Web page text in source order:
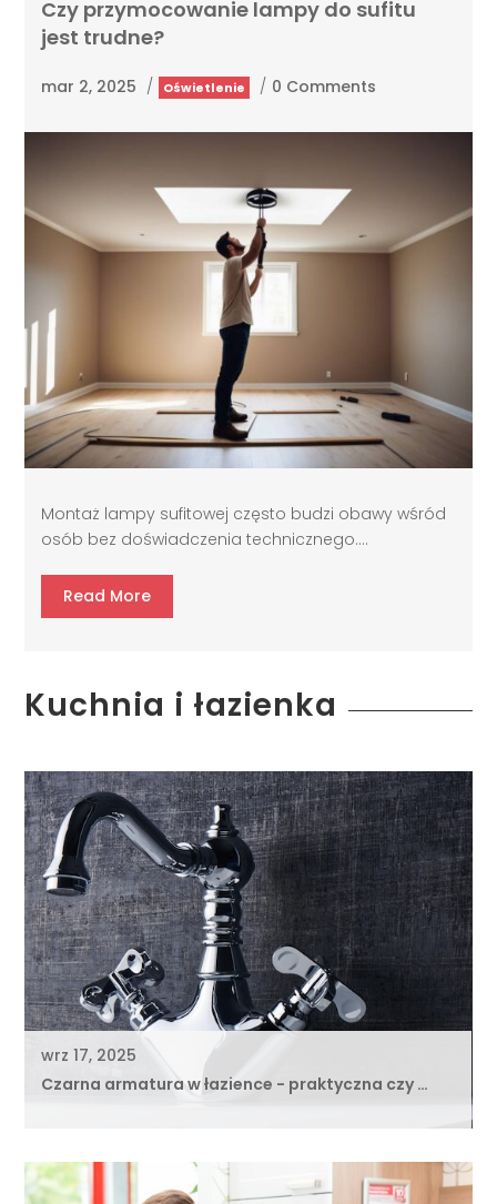
Czy przymocowanie lampy do sufitu
jest trudne?
mar 2, 2025 / Oświetlenie / 0 Comments
Montaż lampy sufitowej często budzi obawy wśród
osób bez doświadczenia technicznego....
Read More
Kuchnia i łazienka
wrz 17, 2025
Czarna armatura w łazience - praktyczna czy …